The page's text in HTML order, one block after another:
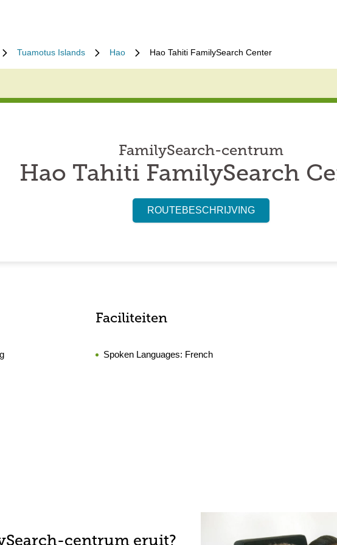
Tuamotus Islands Hao Hao Tahiti FamilySearch Center
FamilySearch-centrum
Hao Tahiti FamilySearch
ROUTEBESCHRIJVING
Faciliteiten
Spoken Languages: French
centrum eruit?